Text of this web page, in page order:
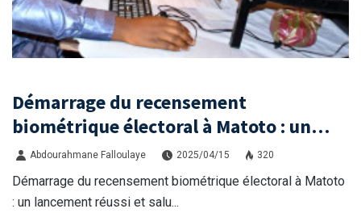
Démarrage du recensement
biométrique électoral à Matoto : un
lancement réussi et salué par les
autorités
Abdourahmane Falloulaye 2025/04/15 320
Démarrage du recensement biométrique électoral à Matoto
: un lancement réussi et salu...